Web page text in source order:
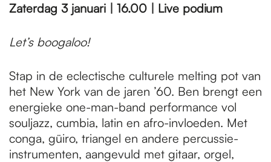
Zaterdag 3 januari | 16.00 | Live podium
Let’s boogaloo!
Stap in de eclectische culturele melting pot van
het New York van de jaren ’60. Ben brengt een
energieke one-man-band performance vol
souljazz, cumbia, latin en afro-invloeden. Met
conga, güiro, triangel en andere percussie-
instrumenten, aangevuld met gitaar, orgel,